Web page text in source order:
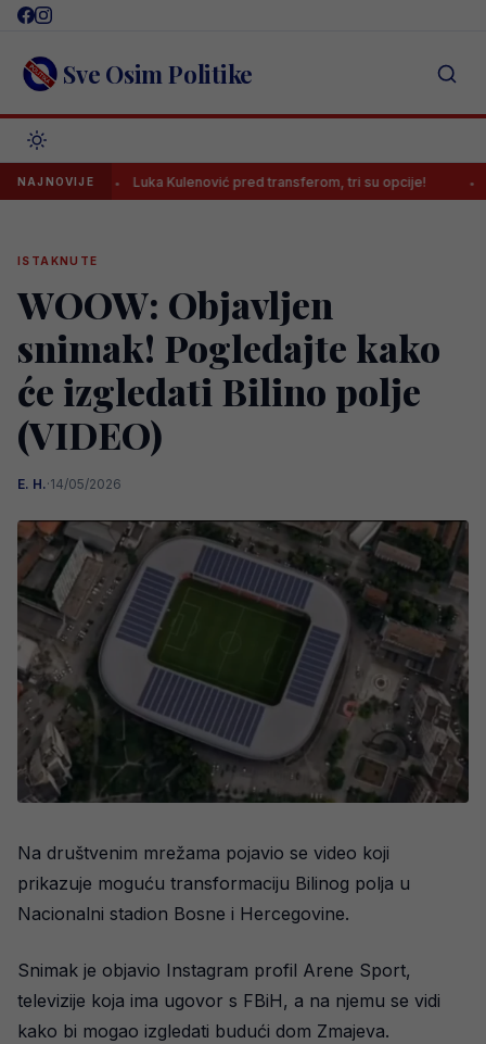
Skip
content Sve Osim Politike
NAJNOVIJELuka Kulenović pred transferom, tri su opcije!
ISTAKNUTE
WOOW: Objavljen
snimak! Pogledajte kako
će izgledati Bilino polje
(VIDEO)
E. H.·14/05/2026
Na društvenim mrežama pojavio se video koji
prikazuje moguću transformaciju Bilinog polja u
Nacionalni stadion Bosne i Hercegovine.
Snimak je objavio Instagram profil Arene Sport,
televizije koja ima ugovor s FBiH, a na njemu se vidi
kako bi mogao izgledati budući dom Zmajeva.